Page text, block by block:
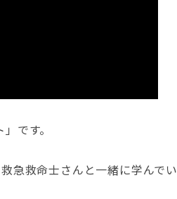
です。
急救命士さんと一緒に学んでい